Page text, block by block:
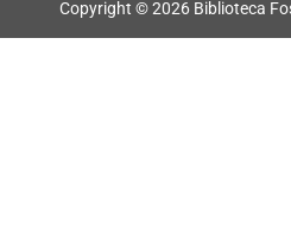
Copyright © 2026 Biblioteca